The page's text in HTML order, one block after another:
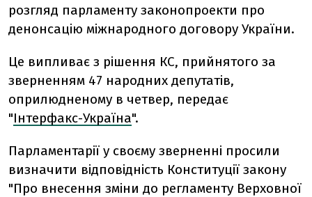
розгляд парламенту законопроекти про
денонсацію міжнародного договору України.
Це випливає з рішення КС, прийнятого за
зверненням 47 народних депутатів,
оприлюдненому в четвер, передає
"Інтерфакс-Україна".
Парламентарії у своєму зверненні просили
визначити відповідність Конституції закону
"Про внесення зміни до регламенту Верховної